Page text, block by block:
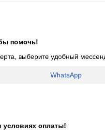
помочь!
выберите удобный
WhatsApp
условиях оплаты!